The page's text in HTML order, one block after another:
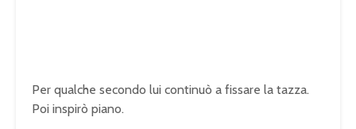
Per qualche secondo lui continuò a fissare la tazza.
Poi inspirò piano.